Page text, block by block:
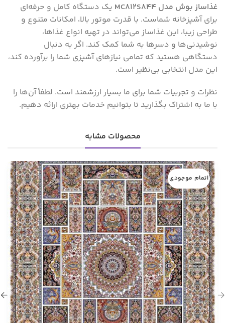
غذاساز بوش مدل MC812S844
یک دستگاه کامل و حرفه‌ای
برای آشپزخانه شماست. با قدرت موتور بالا، امکانات متنوع و
طراحی زیبا، این غذاساز می‌تواند در تهیه انواع غذاها،
نوشیدنی‌ها و دسرها به شما کمک کند. اگر به دنبال
دستگاهی هستید که تمامی نیازهای آشپزی شما را برآورده کند،
این مدل انتخابی بی‌نظیر است.
نظرات و تجربیات شما برای ما بسیار ارزشمند است. لطفاً آن‌ها را
با ما به اشتراک بگذارید تا بتوانیم خدمات بهتری ارائه دهیم.
محصولات مشابه
اتمام موجودی